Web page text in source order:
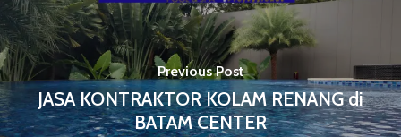
Previous Post
JASA KONTRAKTOR KOLAM RENANG di
BATAM CENTER